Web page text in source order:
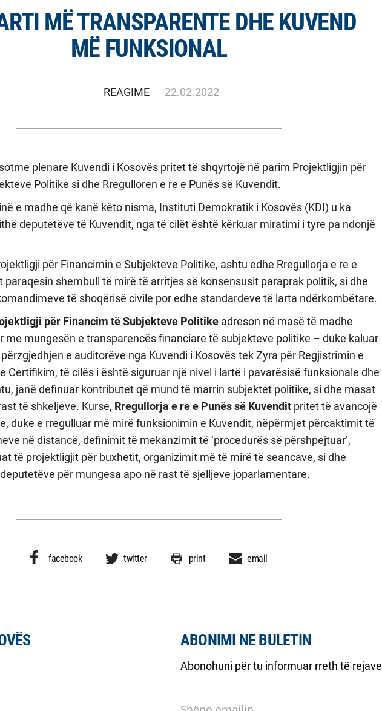
MË TRANSPARENTE DHE KUVEND
MË FUNKSIONAL
REAGIME 22.02.2022
plenare Kuvendi i Kosovës pritet të shqyrtojë në parim Projektligjin për
Politike si dhe Rregulloren e re e Punës së Kuvendit.
e madhe që kanë këto nisma, Instituti Demokratik i Kosovës (KDI) u ka
deputetëve të Kuvendit, nga të cilët është kërkuar miratimi i tyre pa ndonjë
për Financimin e Subjekteve Politike, ashtu edhe Rregullorja e re e
paraqesin shembull të mirë të arritjes së konsensusit paraprak politik, si dhe
të shoqërisë civile por edhe standardeve të larta ndërkombëtare.
për Financim të Subjekteve Politike adreson në masë të madhe
me mungesën e transparencës financiare të subjekteve politike – duke kaluar
e auditorëve nga Kuvendi i Kosovës tek Zyra për Regjistrimin e
Certifikim, të cilës i është siguruar një nivel i lartë i pavarësisë funksionale dhe
janë definuar kontributet që mund të marrin subjektet politike, si dhe masat
të shkeljeve. Kurse, Rregullorja e re e Punës së Kuvendit pritet të avancojë
duke e rregulluar më mirë funksionimin e Kuvendit, nëpërmjet përcaktimit të
në distancë, definimit të mekanzimit të ‘procedurës së përshpejtuar’,
të projektligjit për buxhetit, organizimit më të mirë të seancave, si dhe
për mungesa apo në rast të sjelljeve joparlamentare.
facebook twitter print email
ABONIMI NE BULETIN
Abonohuni për tu informuar rreth të rejave